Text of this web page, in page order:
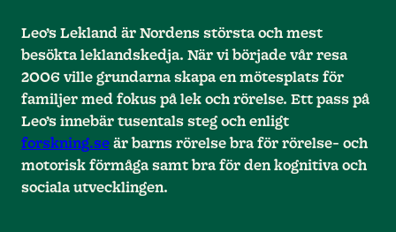
Leo’s Lekland är Nordens största och mest
besökta leklandskedja. När vi började vår resa
2006 ville grundarna skapa en mötesplats för
familjer med fokus på lek och rörelse. Ett pass på
Leo’s innebär tusentals steg och enligt
forskning.se är barns rörelse bra för rörelse- och
motorisk förmåga samt bra för den kognitiva och
sociala utvecklingen.